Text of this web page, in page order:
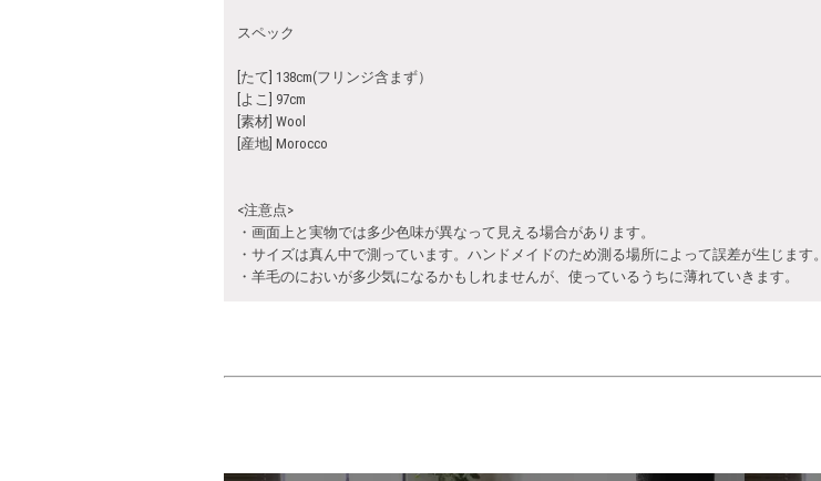
スペック
[たて] 138cm(フリンジ含まず）
[よこ] 97cm
[素材] Wool
[産地] Morocco
<注意点>
・画面上と実物では多少色味が異なって見える場合があります。
・サイズは真ん中で測っています。ハンドメイドのため測る場所によって誤差が生じます。
・羊毛のにおいが多少気になるかもしれませんが、使っているうちに薄れていきます。